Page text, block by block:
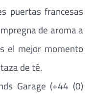
puertas francesas
de aroma a
el mejor momento
de té.
Garage (+44 (0)